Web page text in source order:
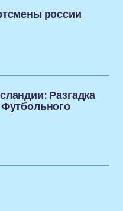
россии
Разгадка